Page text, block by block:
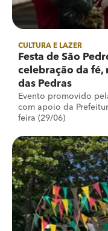
CULTURA E LAZER
Festa de São
celebração da fé,
das Pedras
Evento promovido
com apoio da
feira (29/06)